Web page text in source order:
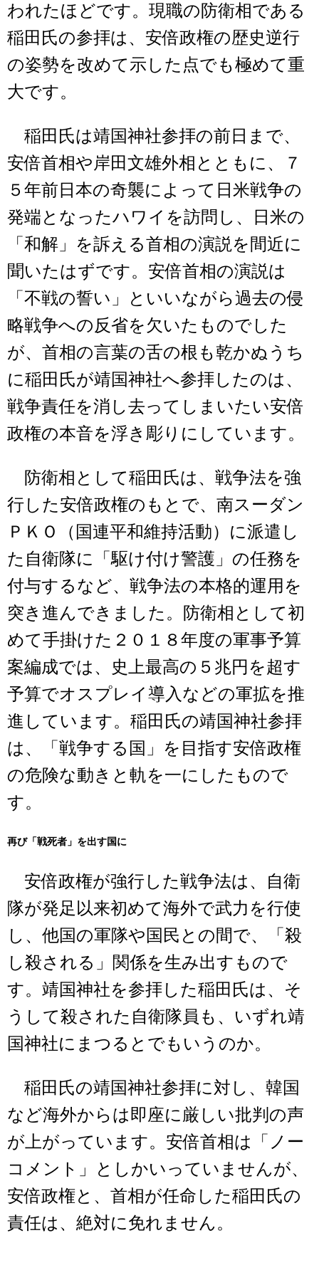
われたほどです。現職の防衛相である
稲田氏の参拝は、安倍政権の歴史逆行
の姿勢を改めて示した点でも極めて重
大です。
稲田氏は靖国神社参拝の前日まで、
安倍首相や岸田文雄外相とともに、７
５年前日本の奇襲によって日米戦争の
発端となったハワイを訪問し、日米の
「和解」を訴える首相の演説を間近に
聞いたはずです。安倍首相の演説は
「不戦の誓い」といいながら過去の侵
略戦争への反省を欠いたものでした
が、首相の言葉の舌の根も乾かぬうち
に稲田氏が靖国神社へ参拝したのは、
戦争責任を消し去ってしまいたい安倍
政権の本音を浮き彫りにしています。
防衛相として稲田氏は、戦争法を強
行した安倍政権のもとで、南スーダン
ＰＫＯ（国連平和維持活動）に派遣し
た自衛隊に「駆け付け警護」の任務を
付与するなど、戦争法の本格的運用を
突き進んできました。防衛相として初
めて手掛けた２０１８年度の軍事予算
案編成では、史上最高の５兆円を超す
予算でオスプレイ導入などの軍拡を推
進しています。稲田氏の靖国神社参拝
は、「戦争する国」を目指す安倍政権
の危険な動きと軌を一にしたもので
す。
再び「戦死者」を出す国に
安倍政権が強行した戦争法は、自衛
隊が発足以来初めて海外で武力を行使
し、他国の軍隊や国民との間で、「殺
し殺される」関係を生み出すもので
す。靖国神社を参拝した稲田氏は、そ
うして殺された自衛隊員も、いずれ靖
国神社にまつるとでもいうのか。
稲田氏の靖国神社参拝に対し、韓国
など海外からは即座に厳しい批判の声
が上がっています。安倍首相は「ノー
コメント」としかいっていませんが、
安倍政権と、首相が任命した稲田氏の
責任は、絶対に免れません。